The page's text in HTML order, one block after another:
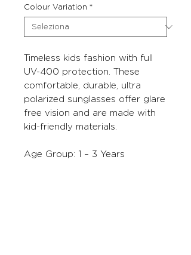
Colour Variation *
Timeless kids fashion with full
UV-400 protection. These
comfortable, durable, ultra
polarized sunglasses offer glare
free vision and are made with
kid-friendly materials.
Age Group: 1 – 3 Years